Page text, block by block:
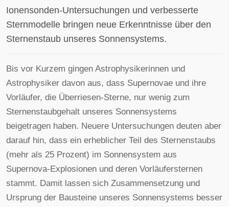
Ionensonden-Untersuchungen und verbesserte
Sternmodelle bringen neue Erkenntnisse über den
Sternenstaub unseres Sonnensystems.
Bis vor Kurzem gingen Astrophysikerinnen und
Astrophysiker davon aus, dass Supernovae und ihre
Vorläufer, die Überriesen-Sterne, nur wenig zum
Sternenstaubgehalt unseres Sonnensystems
beigetragen haben. Neuere Untersuchungen deuten aber
darauf hin, dass ein erheblicher Teil des Sternenstaubs
(mehr als 25 Prozent) im Sonnensystem aus
Supernova-Explosionen und deren Vorläufersternen
stammt. Damit lassen sich Zusammensetzung und
Ursprung der Bausteine unseres Sonnensystems besser